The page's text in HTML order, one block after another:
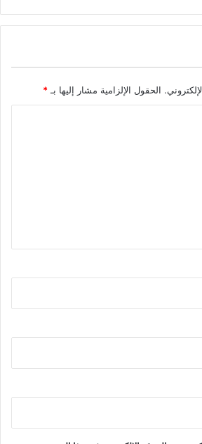
الحقول الإلزامية مشار إليها بـ*